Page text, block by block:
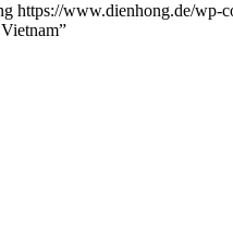
https://www.dienhong.de/wp-